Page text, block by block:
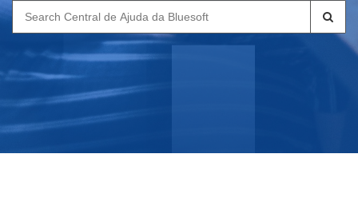
Search
for: